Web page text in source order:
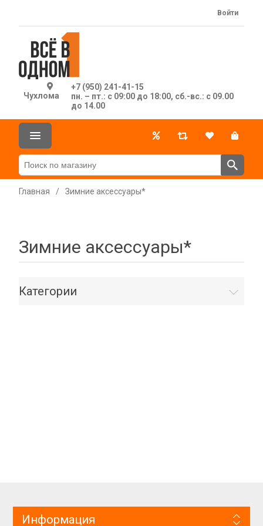
Чухлома
+7 (950) 241-41-15
пн. – пт.: с 09:00 до 18:00, сб.-вс.: с 09.00
до 14.00
Войти
Главная / Зимние аксессуары*
Зимние аксессуары*
Категории
Информация